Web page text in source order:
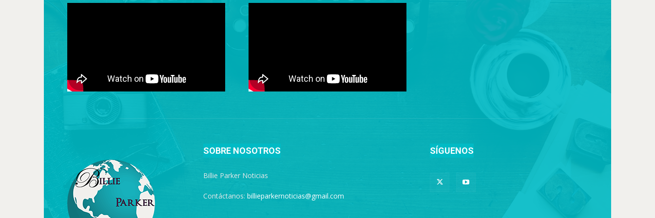
SOBRE NOSOTROS
Billie Parker Noticias
Contáctanos: billieparkernoticias@gmail.com
SÍGUENOS